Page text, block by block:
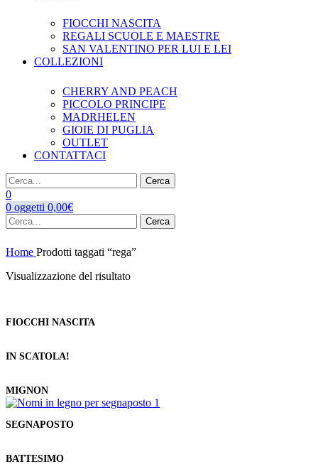
FIOCCHI NASCITA
REGALI SCUOLE E MAESTRE
SAN VALENTINO PER LUI E LEI
COLLEZIONI
CHERRY AND PEACH
PICCOLO PRINCIPE
MADRHELEN
GIOIE DI PUGLIA
OUTLET
CONTATTACI
Cerca
0
0 oggetti 0,00€
Cerca
Home Prodotti taggati “rega”
Visualizzazione del risultato
FIOCCHI NASCITA
IN SCATOLA!
MIGNON
SEGNAPOSTO
BATTESIMO